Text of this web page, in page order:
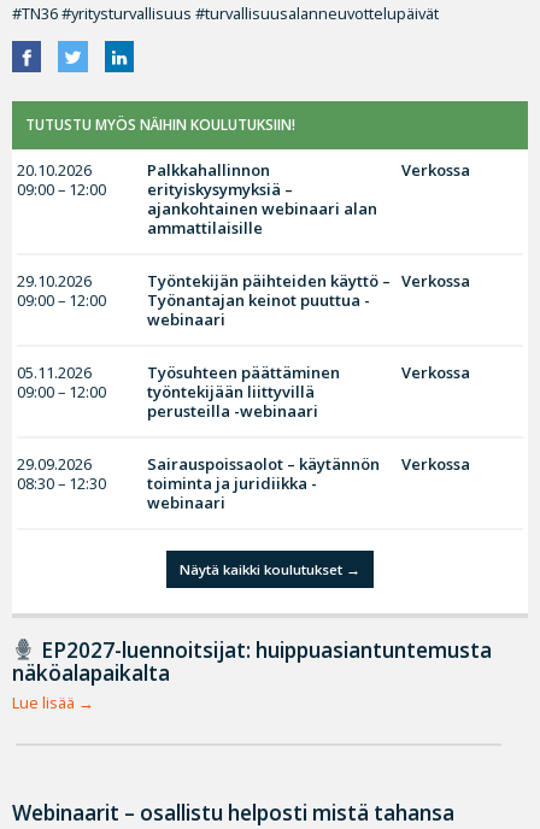
#TN36 #yritysturvallisuus #turvallisuusalanneuvottelupäivät
TUTUSTU MYÖS NÄIHIN KOULUTUKSIIN!
20.10.2026
09:00 – 12:00
Palkkahallinnon
erityiskysymyksiä –
ajankohtainen webinaari alan
ammattilaisille
Verkossa
29.10.2026
09:00 – 12:00
Työntekijän päihteiden käyttö –
Työnantajan keinot puuttua -
webinaari
Verkossa
05.11.2026
09:00 – 12:00
Työsuhteen päättäminen
työntekijään liittyvillä
perusteilla -webinaari
Verkossa
29.09.2026
08:30 – 12:30
Sairauspoissaolot – käytännön
toiminta ja juridiikka -
webinaari
Verkossa
Näytä kaikki koulutukset
EP2027-luennoitsijat: huippuasiantuntemusta
näköalapaikalta
Lue lisää
Webinaarit – osallistu helposti mistä tahansa